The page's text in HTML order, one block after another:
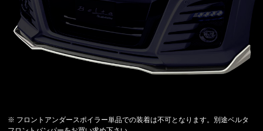
※ フロントアンダースポイラー単品での装着は不可となります。別途ベルタ